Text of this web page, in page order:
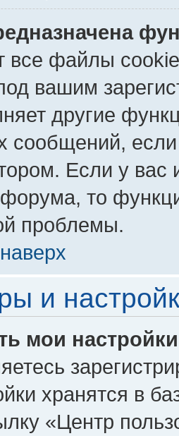
все файлы
вашим
другие
сообщений,
Если у
то
проблемы.
и
мои
хранятся в
«Центр